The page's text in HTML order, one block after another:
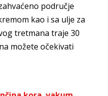
područje
kao i sa ulje za
tretmana traje 30
možete očekivati